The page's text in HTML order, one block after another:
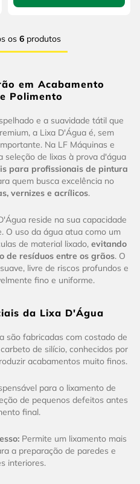
os 6 produtos
em Acabamento
Polimento
e a suavidade tátil que
a Lixa D'Água é, sem
Na LF Máquinas e
seleção de lixas à prova d'água
para profissionais de pintura
quem busca excelência no
vernizes e acrílicos.
reside na sua capacidade
O uso da água atua como um
de material lixado, evitando
de resíduos entre os grãos. O
livre de riscos profundos e
fino e uniforme.
da Lixa D'Água
são fabricadas com costado de
de silício, conhecidos por
acabamentos muito finos.
para o lixamento de
de pequenos defeitos antes
final.
Permite um lixamento mais
a preparação de paredes e
interiores.